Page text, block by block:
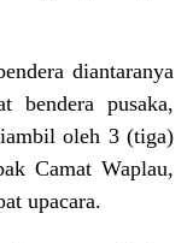
diantaranya
bendera pusaka,
oleh 3 (tiga)
Camat Waplau,
upacara.